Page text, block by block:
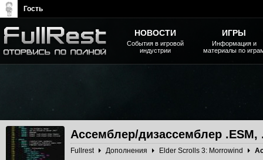
Ассемблер/дизассемблер
Fullrest Дополнения Elder Scrolls 3: Morrowind
НОВОСТИ
События в игровой
индустрии
ИГРЫ
Информация и
материалы по
Гость